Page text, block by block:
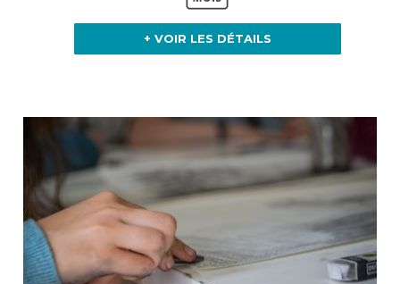
+ VOIR LES DÉTAILS